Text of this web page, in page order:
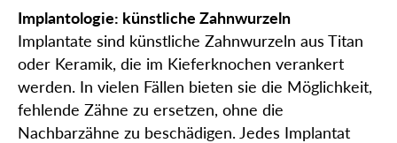
Implantologie: künstliche Zahnwurzeln
Implantate sind künstliche Zahnwurzeln aus Titan
oder Keramik, die im Kieferknochen verankert
werden. In vielen Fällen bieten sie die Möglichkeit,
fehlende Zähne zu ersetzen, ohne die
Nachbarzähne zu beschädigen. Jedes Implantat